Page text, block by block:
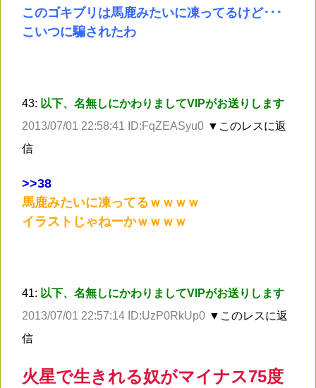
このゴキブリは馬鹿みたいに凍ってるけど･･･
こいつに騙されたわ
43: 以下、名無しにかわりましてVIPがお送りします
2013/07/01 22:58:41 ID:FqZEASyu0 ▼このレスに返
信
>>38
馬鹿みたいに凍ってるｗｗｗｗ
イラストじゃねーかｗｗｗｗ
41: 以下、名無しにかわりましてVIPがお送りします
2013/07/01 22:57:14 ID:UzP0RkUp0 ▼このレスに返
信
火星で生きれる奴がマイナス75度